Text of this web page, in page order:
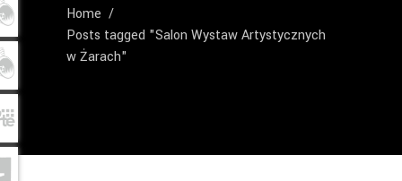
Home /
Posts tagged "Salon Wystaw Artystycznych
w Żarach"